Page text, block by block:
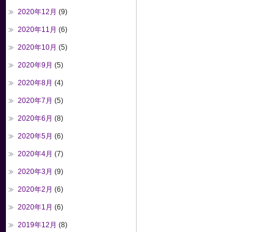
2020年12月 (9)
2020年11月 (6)
2020年10月 (5)
2020年9月 (5)
2020年8月 (4)
2020年7月 (5)
2020年6月 (8)
2020年5月 (6)
2020年4月 (7)
2020年3月 (9)
2020年2月 (6)
2020年1月 (6)
2019年12月 (8)